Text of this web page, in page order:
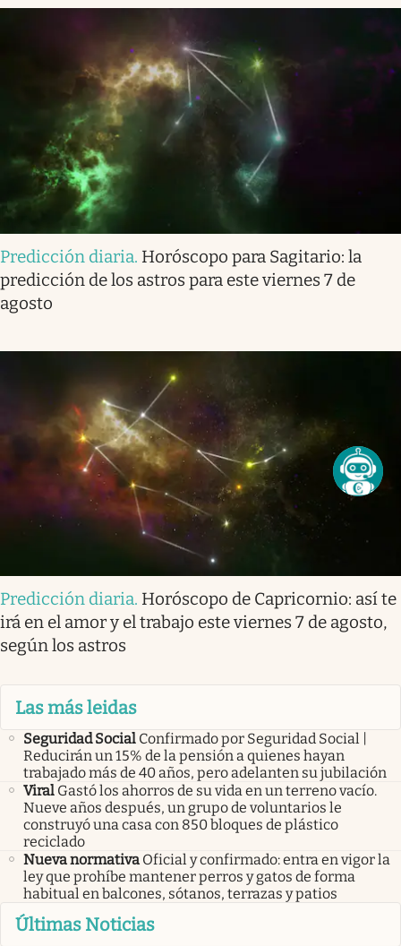
Predicción diaria. Horóscopo para Sagitario: la
predicción de los astros para este viernes 7 de
agosto
Predicción diaria. Horóscopo de Capricornio: así te
irá en el amor y el trabajo este viernes 7 de agosto,
según los astros
Las más leidas
Seguridad Social Confirmado por Seguridad Social |
Reducirán un 15% de la pensión a quienes hayan
trabajado más de 40 años, pero adelanten su jubilación
Viral Gastó los ahorros de su vida en un terreno vacío.
Nueve años después, un grupo de voluntarios le
construyó una casa con 850 bloques de plástico
reciclado
Nueva normativa Oficial y confirmado: entra en vigor la
ley que prohíbe mantener perros y gatos de forma
habitual en balcones, sótanos, terrazas y patios
Últimas Noticias